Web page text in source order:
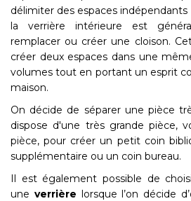
délimiter des espaces
la verrière intérieure est
remplacer ou créer une cloison.
créer deux espaces dans une
volumes tout en portant un esprit
maison.
On décide de séparer une pièce
dispose d'une très grande pièce,
pièce, pour créer un petit coin
supplémentaire ou un coin bureau.
Il est également possible de
une verrière lorsque l’on décide